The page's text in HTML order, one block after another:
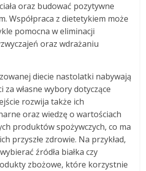
oraz budować pozytywne
Współpraca z dietetykiem może
pomocna w eliminacji
oraz wdrażaniu
diecie nastolatki nabywają
za własne wybory dotyczące
rozwija także ich
oraz wiedzę o wartościach
produktów spożywczych, co ma
przyszłe zdrowie. Na przykład,
źródła białka czy
zbożowe, które korzystnie